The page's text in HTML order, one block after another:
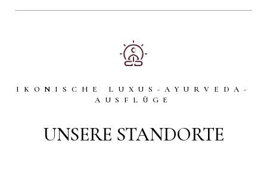
IKONISCHE LUXUS-AYURVEDA-
AUSFLÜGE
UNSERE STANDORTE